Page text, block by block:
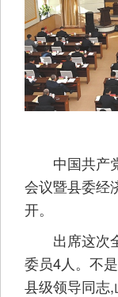
中国共产党
会议暨县委经
开。
出席这次全
委员4人。不
县级领导同志